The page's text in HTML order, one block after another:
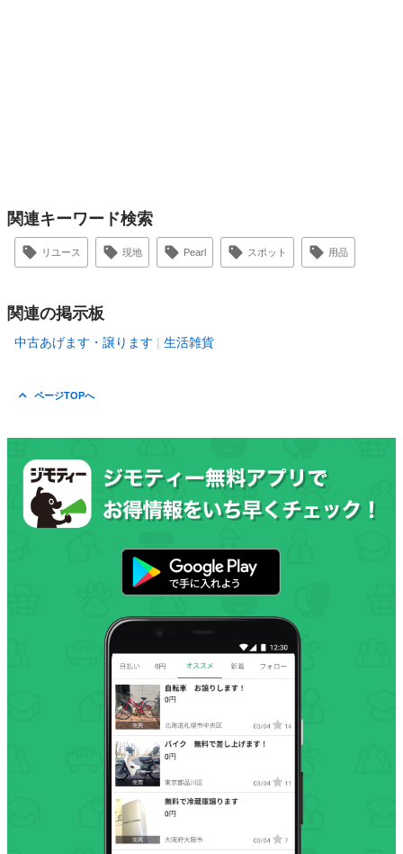
関連キーワード検索
リユース 現地 Pearl スポット 用品
関連の掲示板
中古あげます・譲ります 生活雑貨
ページTOPへ